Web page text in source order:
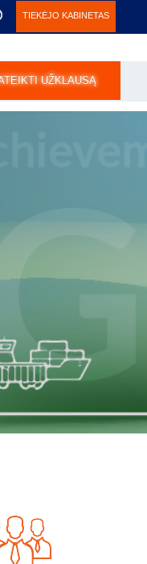
TIEKĖJO KABINETAS
UŽKLAUSĄ